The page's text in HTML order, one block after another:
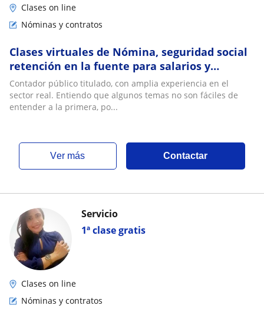
Clases on line
Nóminas y contratos
Clases virtuales de Nómina, seguridad social
retención en la fuente para salarios y
contratos laborales
Contador público titulado, con amplia experiencia en el
sector real. Entiendo que algunos temas no son fáciles de
entender a la primera, po...
ver más Contactar
1ª clase gratis
Servicio
Clases on line
Nóminas y contratos